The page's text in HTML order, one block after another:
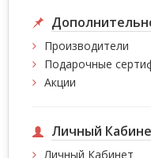
Производители
Подарочные
Акции
Личный
Личный Кабинет